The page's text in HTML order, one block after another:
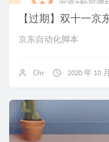
【过期】双十一京
京东自动化脚本
Chr 2020 年 10